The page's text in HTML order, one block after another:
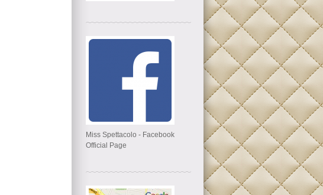
Miss Spettacolo - Facebook
Official Page